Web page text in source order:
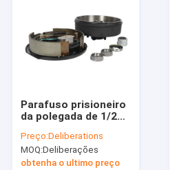
Parafuso prisioneiro
da polegada de 1/2
reboque de 10
polegadas conjunto
do cubo do reboque
Preço:Deliberations
MOQ:Deliberações
obtenha o ultimo preço